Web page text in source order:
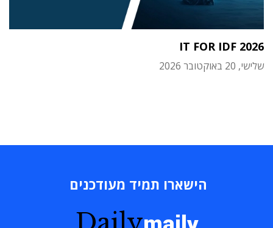
IT FOR IDF 2026
שלישי, 20 באוקטובר 2026
הישארו תמיד מעודכנים